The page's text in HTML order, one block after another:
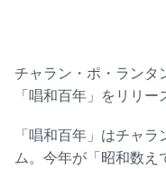
チャラン・ポ・ランタ
「唱和百年」をリリー
「唱和百年」はチャ
ム。今年が「昭和数